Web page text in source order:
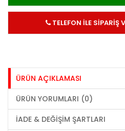
TELEFON İLE SİPARİŞ
ÜRÜN AÇIKLAMASI
ÜRÜN YORUMLARI (0)
İADE & DEĞIŞIM ŞARTLARI